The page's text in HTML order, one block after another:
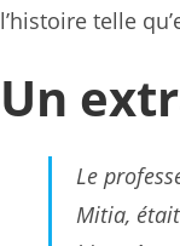
l’histoire telle
Un
Le
Mitia,